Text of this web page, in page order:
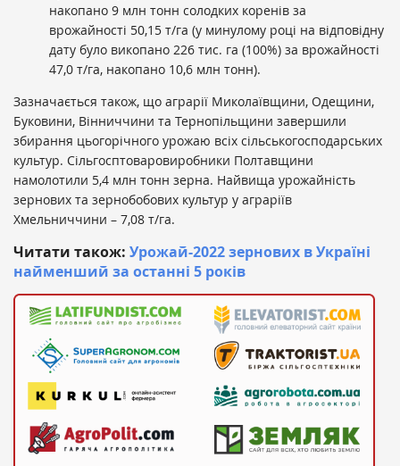
накопано 9 млн тонн солодких коренів за
врожайності 50,15 т/га (у минулому році на відповідну
дату було викопано 226 тис. га (100%) за врожайності
47,0 т/га, накопано 10,6 млн тонн).
Зазначається також, що аграрії Миколаївщини, Одещини,
Буковини, Вінниччини та Тернопільщини завершили
збирання цьогорічного урожаю всіх сільськогосподарських
культур. Сільгосптоваровиробники Полтавщини
намолотили 5,4 млн тонн зерна. Найвища урожайність
зернових та зернобобових культур у аграріїв
Хмельниччини – 7,08 т/га.
Читати також: Урожай-2022 зернових в Україні
найменший за останні 5 років